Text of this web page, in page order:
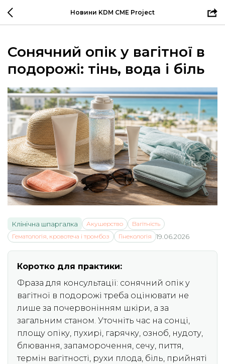
Новини KDM CME Project
Сонячний опік у вагітної в
подорожі: тінь, вода і біль
Клінічна шпаргалка Акушерство
Вагітність
Гематологія, кровотеча і тромбоз
Гінекологія 19.06.2026
Коротко для практики:
Фраза для консультації: сонячний опік у
вагітної в подорожі треба оцінювати не
лише за почервонінням шкіри, а за
загальним станом. Уточніть час на сонці,
площу опіку, пухирі, гарячку, озноб, нудоту,
блювання, запаморочення, сечу, пиття,
термін вагітності, рухи плода, біль, прийняті